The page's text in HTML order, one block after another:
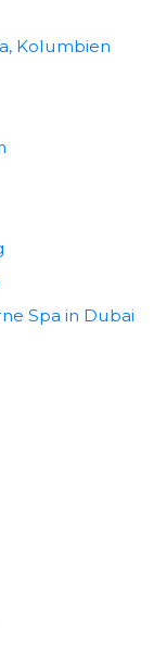
Kolumbien
Spa in Dubai